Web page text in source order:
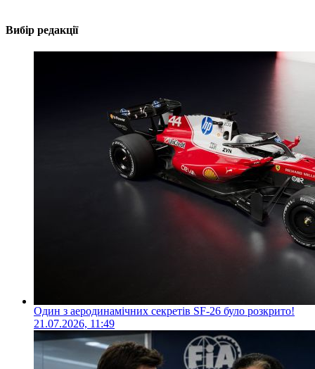
Вибір редакції
Один з аеродинамічних секретів SF-26 було розкрито!
21.07.2026, 11:49